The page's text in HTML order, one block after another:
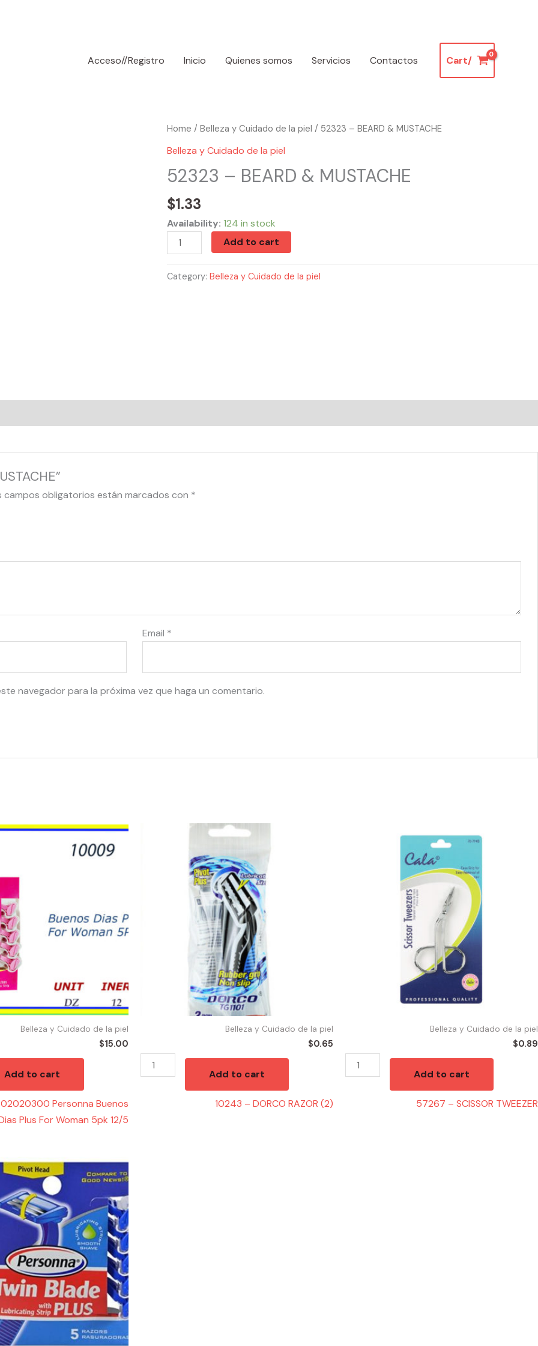
Acceso//Registro
Inicio Quienes somos Servicios Contactos Cart/
Home / Belleza y Cuidado de la piel / 52323 – BEARD & MUSTACHE
Belleza y Cuidado de la piel
52323 – BEARD & MUSTACHE
$1.33
Availability: 124 in stock
52323
-
&
quantity
Add to cart
Category: Belleza y Cuidado de la piel
campos obligatorios están marcados con *
Email *
navegador para la próxima vez que haga un comentario.
Belleza y Cuidado de la piel
$15.00
Add to cart
Personna Buenos
Plus For Woman 5pk 12/5
Belleza y Cuidado de la piel
$0.65
Add to cart
10243 – DORCO RAZOR (2)
Belleza y Cuidado de la piel
$0.89
Add to cart
57267 – SCISSOR TWEEZER